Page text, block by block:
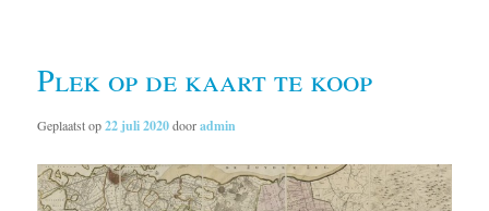
Plek op de kaart te koop
Geplaatst op22 juli 2020dooradmin